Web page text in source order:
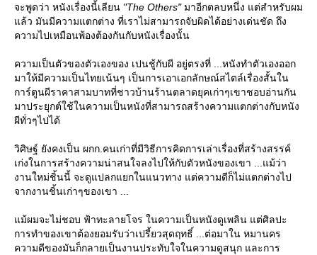
จะพูดว่า หนังเรื่องนี้เลียน "The Others"มาอีกตลบหนึ่ง แต่สำหรับผม
ล้ว มันมีความแตกต่าง ที่เราไม่สามารถจับผิดได้อย่างเด่นชัด ถึง
ความไปเหมือนพ้องต้องกันกับหนังเรื่องนั้น
ความเป็นตัวของตัวเองของ เปนชู้กับผี อยู่ตรงที่ ...หนังทำตัวเองออก
มาให้มีความเป็นไทยเน้นๆ เป็นการเอาเอกลักษณ์สไตล์เรื่องสั้นใน
การ์ตูนผีราคาสามบาทที่ชาวบ้านร้านตลาดยุคเก่าๆเขาชอบอ่านกัน
มาประยุกต์ใช้ในความเป็นหนังที่สามารถสร้างความแตกต่างกับหนัง
ผีทั่วๆไปได้
วิศิษฐ์ ยังคงเป็น ผกก.คนเก่าที่มีวิธีการคิดการเล่าเรื่องที่สร้างสรรค์
เก่งในการสร้างความน่าสนใจลงไปให้กับตัวหนังของเขา ...แม้ว่า
งานใหม่ชิ้นนี้ จะดูแปลกแยกในแนวทาง แต่ความดีก็ไม่แตกต่างไป
จากงานชิ้นเก่าๆของเขา ...
ม้ผมจะไม่ชอบ ฟ้าทะลายโจร ในความเป็นหนังดูเพลิน แต่ศิลปะ
การทำของเขาต้องยอมรับว่าเปรี้ยวสุดฤทธิ์ ...ต่อมาใน หมานคร
ความดีของมันก็กลายเป็นงานประทับใจในความดูสนุก และการ